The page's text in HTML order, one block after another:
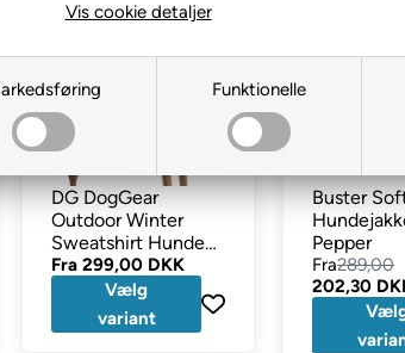
Funktionelle
Vis cookie detaljer
DG DogGear
Outdoor Winter
Sweatshirt Hunde
Tøj til Mynder Sort
Fra299,00 DKK
Vælg
variant
Buster
Pepper
Fra289,00
202,30